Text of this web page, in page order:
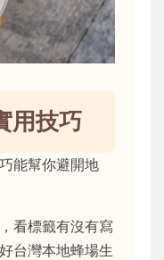
用技巧
能幫你避開地
看標籤有沒有寫
台灣本地蜂場生